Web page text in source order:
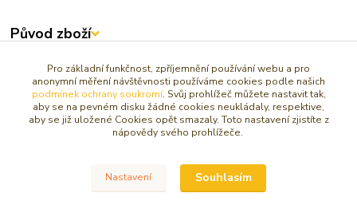
Původ zboží
Zboží zařazeno v kategoriích
ANDĚLSKÉ VŮNĚ
LÁSKA / VZTAHY
Andělské vonné tyčinky a oleje
Pro základní funkčnost, zpříjemnění používání webu a pro
anonymní měření návštěvnosti používáme cookies podle našich
podmínek ochrany soukromí. Svůj prohlížeč můžete nastavit tak,
aby se na pevném disku žádné cookies neukládaly, respektive,
aby se již uložené Cookies opět smazaly. Toto nastavení zjistíte z
nápovědy svého prohlížeče.
Nastavení Souhlasím